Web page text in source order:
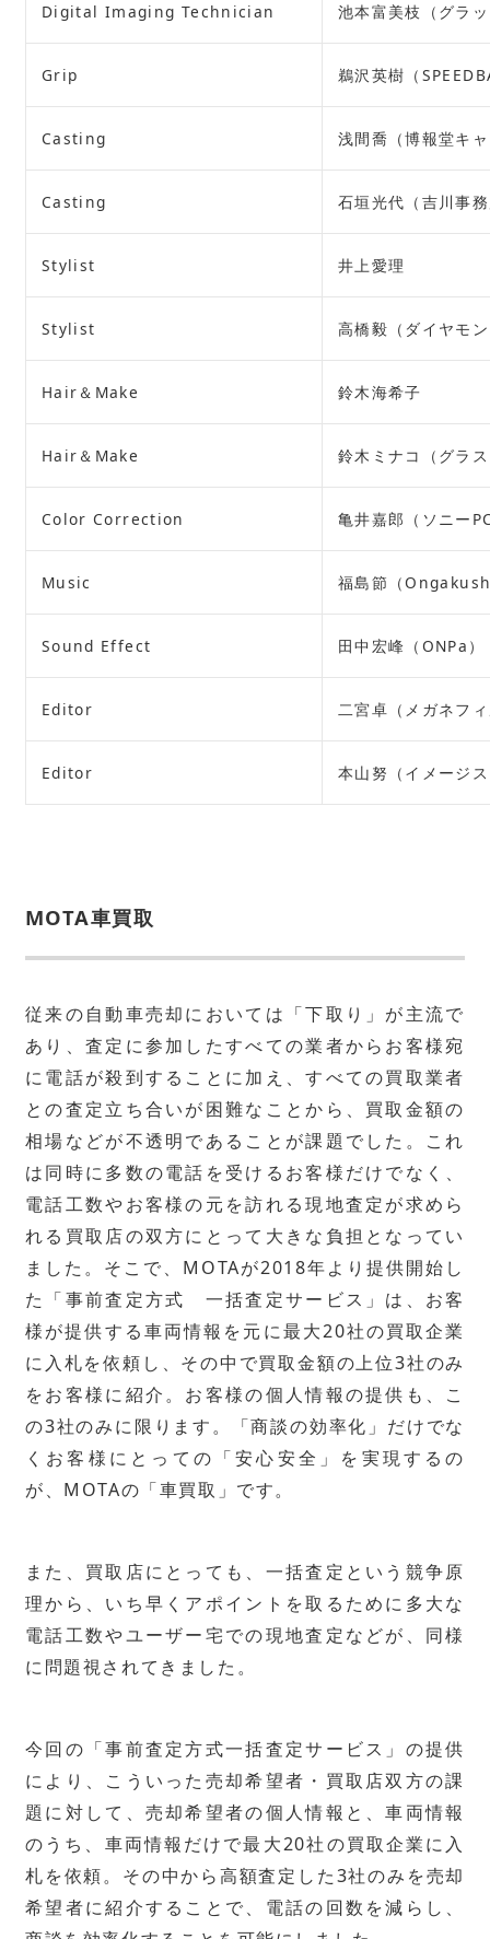
Digital Imaging Technician 池本富美枝（グラ
Grip 鵜沢英樹（
Casting 浅間喬（博報堂キ
Casting 石垣光代（吉川事
Stylist 井上愛理
Stylist 高橋毅（ダイヤモ
Hair＆Make 鈴木海希子
Hair＆Make 鈴木ミナコ（グラ
Color Correction 亀井嘉郎（ソニー
Music 福島節（
Sound Effect 田中宏峰（ONPa）
Editor 二宮卓（メガネフ
Editor 本山努（イメージ
MOTA車買取
従来の自動車売却においては「下取り」が主流で
あり、査定に参加したすべての業者からお客様宛
に電話が殺到することに加え、すべての買取業者
との査定立ち合いが困難なことから、買取金額の
相場などが不透明であることが課題でした。これ
は同時に多数の電話を受けるお客様だけでなく、
電話工数やお客様の元を訪れる現地査定が求めら
れる買取店の双方にとって大きな負担となってい
ました。そこで、MOTAが2018年より提供開始し
た「事前査定方式 一括査定サービス」は、お客
様が提供する車両情報を元に最大20社の買取企業
に入札を依頼し、その中で買取金額の上位3社のみ
をお客様に紹介。お客様の個人情報の提供も、こ
の3社のみに限ります。「商談の効率化」だけでな
くお客様にとっての「安心安全」を実現するの
が、MOTAの「車買取」です。
また、買取店にとっても、一括査定という競争原
理から、いち早くアポイントを取るために多大な
電話工数やユーザー宅での現地査定などが、同様
に問題視されてきました。
今回の「事前査定方式一括査定サービス」の提供
により、こういった売却希望者・買取店双方の課
題に対して、売却希望者の個人情報と、車両情報
のうち、車両情報だけで最大20社の買取企業に入
札を依頼。その中から高額査定した3社のみを売却
希望者に紹介することで、電話の回数を減らし、